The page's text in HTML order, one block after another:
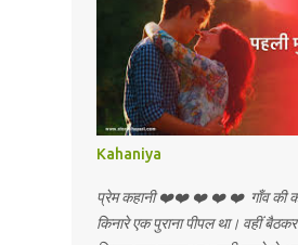
Kahaniya
प्रेम कहानी ❤️❤️ ❤️ ❤️ ❤️ गाँव की
किनारे एक पुराना पीपल था। वहीं